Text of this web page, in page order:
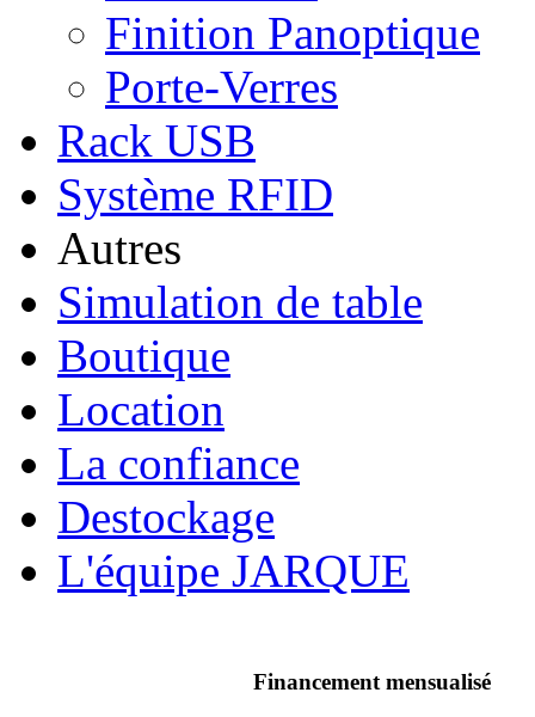
Finition Panoptique
Porte-Verres
Rack USB
Système RFID
Autres
Simulation de table
Boutique
Location
La confiance
Destockage
L'équipe JARQUE
Financement mensualisé